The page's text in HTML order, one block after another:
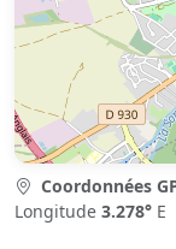
Coordonnées
Longitude 3.278° E